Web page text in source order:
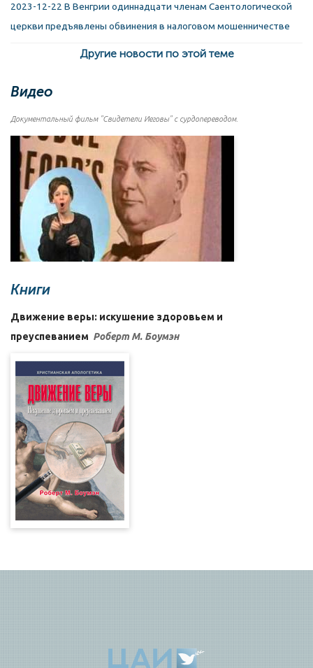
2023-12-22 В Венгрии одиннадцати членам Саентологической
церкви предъявлены обвинения в налоговом мошенничестве
Другие новости по этой теме
Видео
Документальный фильм "Свидетели Иеговы" с сурдопереводом.
Книги
Движение веры: искушение здоровьем и
преуспеванием Роберт М. Боумэн